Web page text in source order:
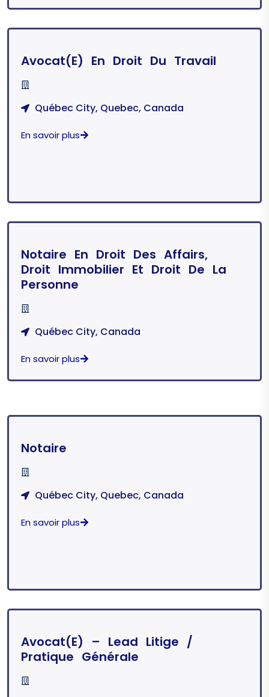
Avocat(e) En Droit Du Travail
Québec City, Quebec, Canada
En savoir plus
Notaire En Droit Des Affairs,
Droit Immobilier Et Droit De La
Personne
Québec City, Canada
En savoir plus
Notaire
Québec City, Quebec, Canada
En savoir plus
Avocat(e) – Lead Litige /
Pratique Générale